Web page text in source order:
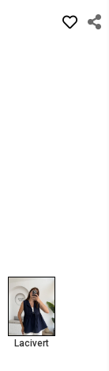
Lacivert